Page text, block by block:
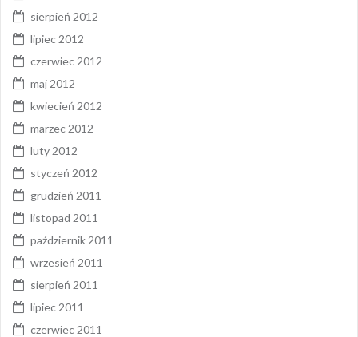
sierpień 2012
lipiec 2012
czerwiec 2012
maj 2012
kwiecień 2012
marzec 2012
luty 2012
styczeń 2012
grudzień 2011
listopad 2011
październik 2011
wrzesień 2011
sierpień 2011
lipiec 2011
czerwiec 2011